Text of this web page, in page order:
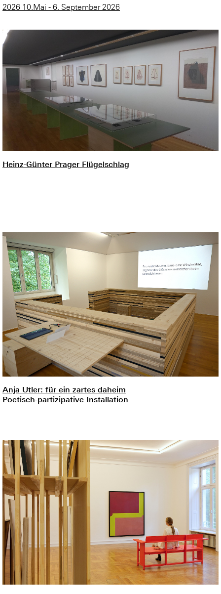
2026 10.Mai - 6. September 2026
Heinz-Günter Prager Flügelschlag
Anja Utler: für ein zartes daheim
Poetisch-partizipative Installation